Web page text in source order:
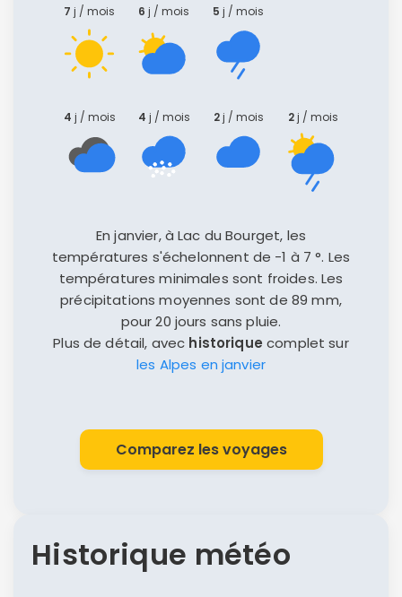
7 j / mois 6 j / mois 5 j / mois
4 j / mois 4 j / mois 2j / mois 2j / mois
En janvier, à Lac du Bourget, les
températures s'échelonnent de -1 à 7 °. Les
températures minimales sont froides. Les
précipitations moyennes sont de 89 mm,
pour 20 jours sans pluie.
Plus de détail, avec historique complet sur
les Alpes en janvier
Comparez les voyages
Historique météo
Continuer avec Apple
ou connectez-vous par mail
Politique de
confidentialité.